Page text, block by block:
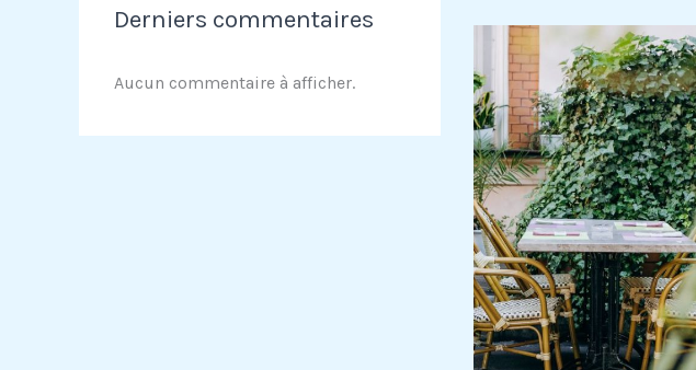
Derniers commentaires
Aucun commentaire à afficher.